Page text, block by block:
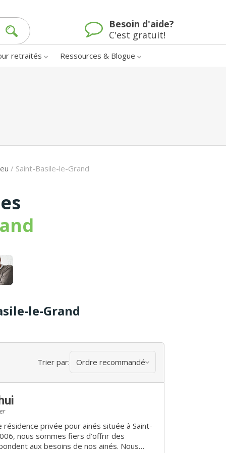
Besoin d'aide?
C'est gratuit!
retraités Ressources & Blogue
/ Saint-Basile-le-Grand
le-Grand
Trier par: Ordre recommandé
résidence privée pour ainés située à Saint-
nous sommes fiers d’offrir des
aux besoins de nos ainés. Nous